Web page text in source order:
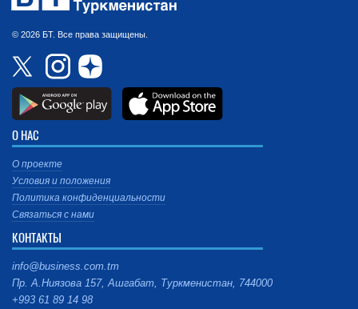
© 2026 БТ. Все права защищены.
О НАС
О проекте
Условия и положения
Политика конфиденциальности
Связаться с нами
КОНТАКТЫ
info@business.com.tm
Пр. А.Ниязова 157, Ашгабат, Туркменистан, 744000
+993 61 89 14 98